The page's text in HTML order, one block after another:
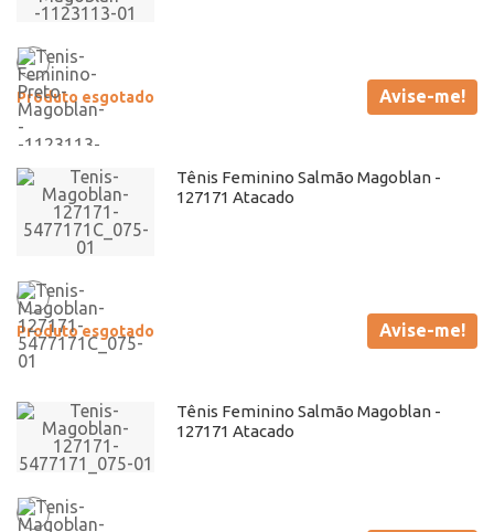
Produto esgotado Avise-me!
Tênis Feminino Salmão Magoblan -
127171 Atacado
Produto esgotado Avise-me!
Tênis Feminino Salmão Magoblan -
127171 Atacado